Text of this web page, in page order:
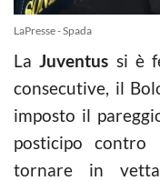
LaPresse - Spada
LaJuventus si è
consecutive, il
imposto il
posticipo
tornare in